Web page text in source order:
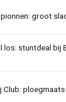
groot
los: stuntdeal bij